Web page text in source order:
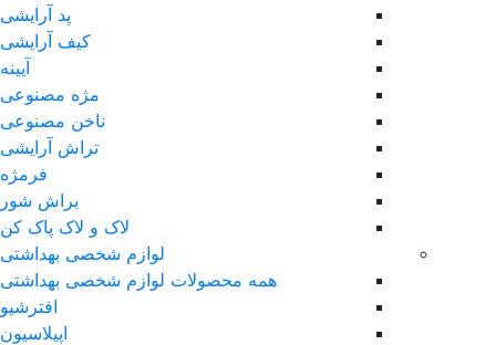
پد آرایشی
کیف آرایشی
آیینه
مژه مصنوعی
ناخن مصنوعی
تراش آرایشی
فرمژه
براش شور
لاک و لاک پاک کن
لوازم شخصی بهداشتی
همه محصولات لوازم شخصی بهداشتی
افترشیو
اپیلاسیون